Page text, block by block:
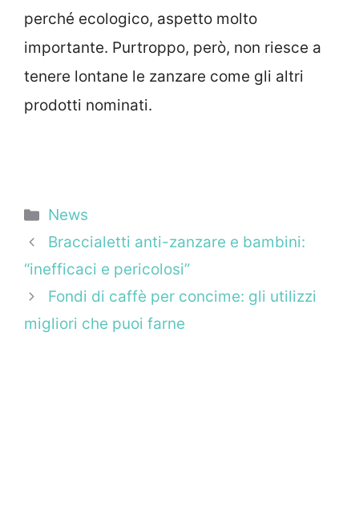
perché ecologico, aspetto molto
importante. Purtroppo, però, non riesce a
tenere lontane le zanzare come gli altri
prodotti nominati.
Categorie
News
Braccialetti anti-zanzare e bambini:
“inefficaci e pericolosi”
Fondi di caffè per concime: gli utilizzi
migliori che puoi farne